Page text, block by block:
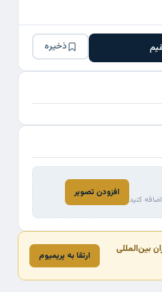
ذخیره
اضافه کنید
افزودن تصویر
بین‌المللی ارتقا به پریمیوم